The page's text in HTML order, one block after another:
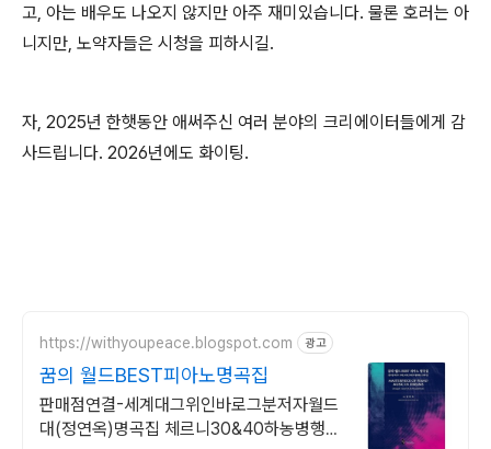
고, 아는 배우도 나오지 않지만 아주 재미있습니다. 물론 호러는 아
니지만, 노약자들은 시청을 피하시길.
자, 2025년 한햇동안 애써주신 여러 분야의 크리에이터들에게 감
사드립니다. 2026년에도 화이팅.
https://withyoupeace.blogspot.com 광고
꿈의 월드BEST피아노명곡집
판매점연결-세계대그위인바로그분저자월드
대(정연옥)명곡집 체르니30&40하농병행악